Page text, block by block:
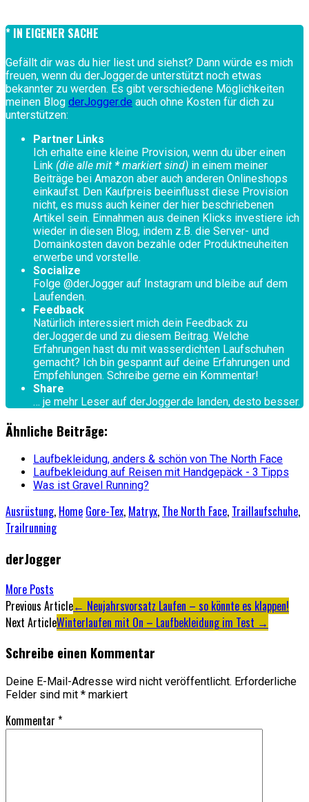
* IN EIGENER SACHE
Gefällt dir was du hier liest und siehst? Dann würde es mich
freuen, wenn du derJogger.de unterstützt noch etwas
bekannter zu werden. Es gibt verschiedene Möglichkeiten
meinen Blog derJogger.de auch ohne Kosten für dich zu
unterstützen:
Partner Links
Ich erhalte eine kleine Provision, wenn du über einen
Link (die alle mit *markiert sind) in einem meiner
Beiträge bei Amazon aber auch anderen Onlineshops
einkaufst. Den Kaufpreis beeinflusst diese Provision
nicht, es muss auch keiner der hier beschriebenen
Artikel sein. Einnahmen aus deinen Klicks investiere ich
wieder in diesen Blog, indem z.B. die Server- und
Domainkosten davon bezahle oder Produktneuheiten
erwerbe und vorstelle.
Socialize
Folge @derJogger auf Instagram und bleibe auf dem
Laufenden.
Feedback
Natürlich interessiert mich dein Feedback zu
derJogger.de und zu diesem Beitrag. Welche
Erfahrungen hast du mit wasserdichten Laufschuhen
gemacht? Ich bin gespannt auf deine Erfahrungen und
Empfehlungen. Schreibe gerne ein Kommentar!
Share
… je mehr Leser auf derJogger.de landen, desto besser.
Ähnliche Beiträge:
Laufbekleidung, anders & schön von The North Face
Laufbekleidung auf Reisen mit Handgepäck - 3 Tipps
Was ist Gravel Running?
Ausrüstung, Home Gore-Tex, Matryx, The North Face, Traillaufschuhe,
Trailrunning
derJogger
More Posts
Artikel-
Navigation
Previous Article← Neujahrsvorsatz Laufen – so könnte es klappen!
Next ArticleWinterlaufen mit On – Laufbekleidung im Test →
Schreibe einen Kommentar
Deine E-Mail-Adresse wird nicht veröffentlicht. Erforderliche
Felder sind mit * markiert
Kommentar *